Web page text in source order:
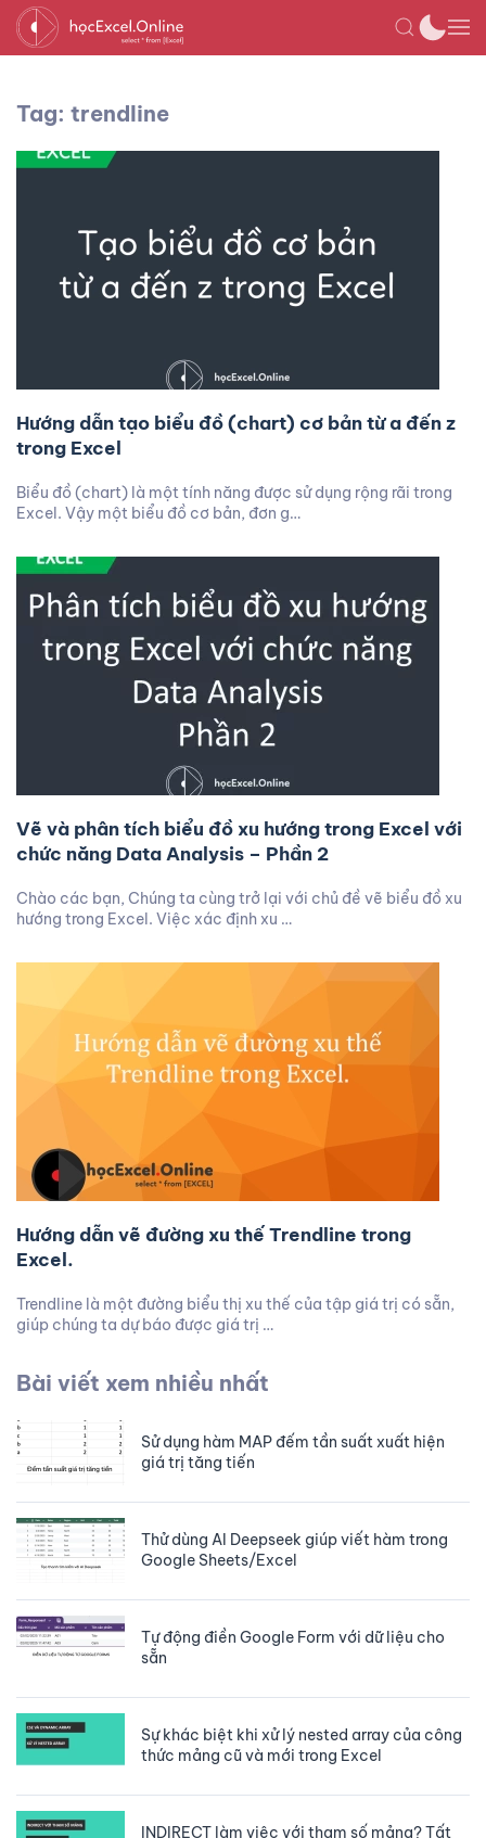
Tag: trendline
Hướng dẫn tạo biểu đồ (chart) cơ bản từ a đến z
trong Excel
Biểu đồ (chart) là một tính năng được sử dụng rộng rãi trong
Excel. Vậy một biểu đồ cơ bản, đơn g…
Vẽ và phân tích biểu đồ xu hướng trong Excel với
chức năng Data Analysis – Phần 2
Chào các bạn, Chúng ta cùng trở lại với chủ đề vẽ biểu đồ xu
hướng trong Excel. Việc xác định xu …
Hướng dẫn vẽ đường xu thế Trendline trong
Excel.
Trendline là một đường biểu thị xu thế của tập giá trị có sẵn,
giúp chúng ta dự báo được giá trị …
Bài viết xem nhiều nhất
Sử dụng hàm MAP đếm tần suất xuất hiện
giá trị tăng tiến
Thử dùng AI Deepseek giúp viết hàm trong
Google Sheets/Excel
Tự động điền Google Form với dữ liệu cho
sẵn
Sự khác biệt khi xử lý nested array của công
thức mảng cũ và mới trong Excel
INDIRECT làm việc với tham số mảng? Tất